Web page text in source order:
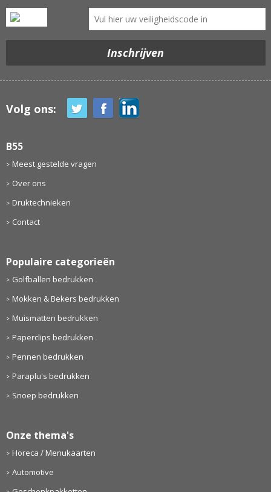
Volg ons:
B55
Meest gestelde vragen
Over ons
Druktechnieken
Contact
Populaire categorieën
Golfballen bedrukken
Mokken & Bekers bedrukken
Muismatten bedrukken
Paperclips bedrukken
Pennen bedrukken
Paraplu's bedrukken
Snoep bedrukken
Onze thema's
Horeca / Menukaarten
Automotive